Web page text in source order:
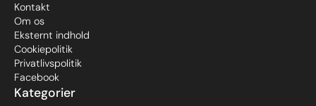
Kategorier
Kontakt
Om os
Eksternt indhold
Cookiepolitik
Privatlivspolitik
Facebook